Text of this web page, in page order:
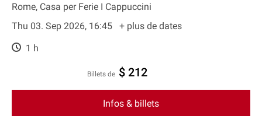
Rome, Casa per Ferie I Cappuccini
Thu 03. Sep 2026, 16:45
+ plus de dates
1 h
Billets de $ 212
Infos & billets